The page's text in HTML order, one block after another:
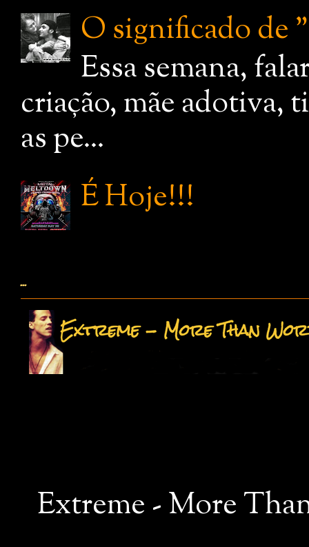
O significado de
Essa semana,
criação, mãe adotiva,
as pe...
É Hoje!!!
...
Extreme - More